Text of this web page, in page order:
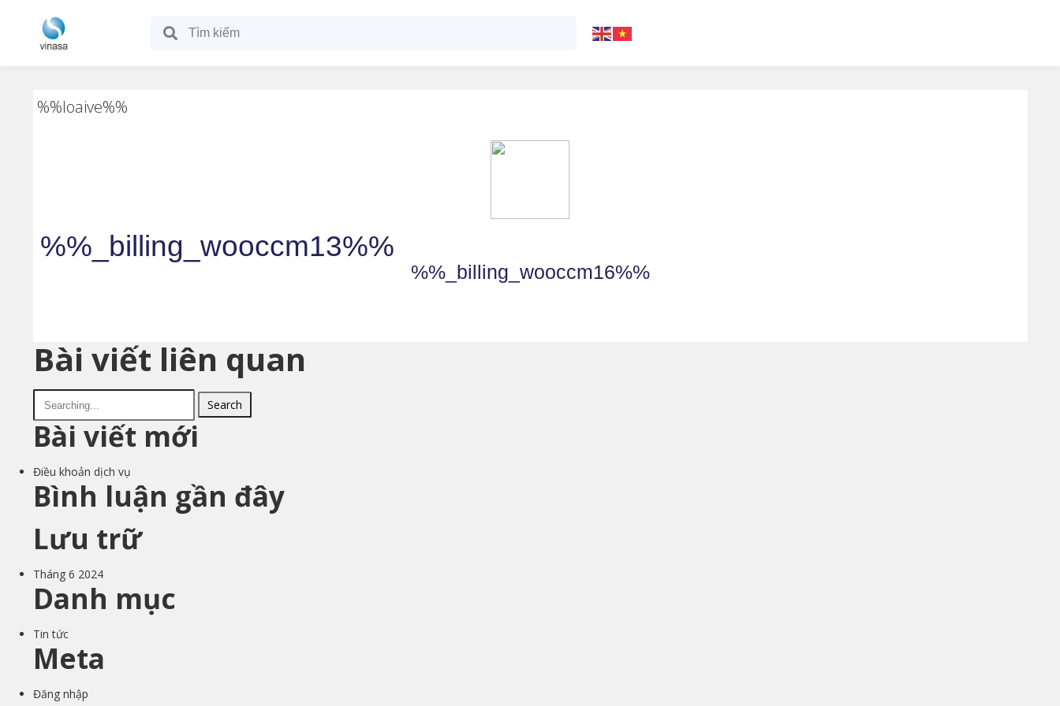
%%loaive%%
%%_billing_wooccm13%%
%%_billing_wooccm16%%
Bài viết liên quan
Search
Bài viết mới
Điều khoản dịch vụ
Bình luận gần đây
Lưu trữ
Tháng 6 2024
Danh mục
Tin tức
Meta
Đăng nhập